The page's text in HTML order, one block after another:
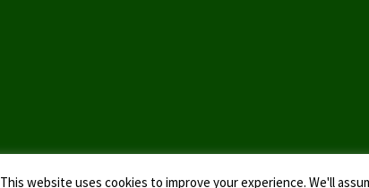
This website uses cookies to improve your experience. We'll